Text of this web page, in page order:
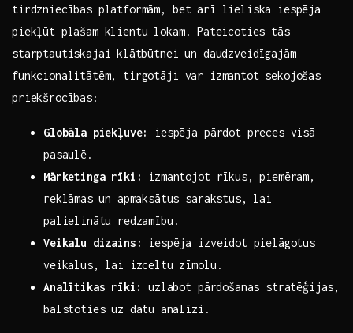
tirdzniecības platformām, bet arī lieliska iespēja
piekļūt plašam klientu lokam. ⁤Pateicoties tās
starptautiskajai ⁢klātbūtnei un daudzveidīgajām
funkcionalitātēm, tirgotāji var izmantot sekojošas
priekšrocības:
Globāla piekļuve:
iespēja pārdot preces visā
pasaulē.
Mārketinga rīki:
izmantojot rīkus, piemēram,
reklāmas⁤ un apmaksātus sarakstus, lai
palielinātu redzamību.
Veikalu dizains:
iespēja izveidot pielāgotus
veikalus, lai izceltu zīmolu.
Analītikas ⁤rīki:
uzlabot pārdošanas stratēģijas,
balstoties uz datu ⁣analīzi.